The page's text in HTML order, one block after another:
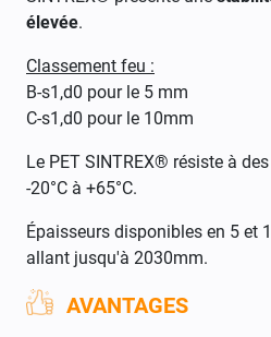
élevée.
Classement feu :
B-s1,d0 pour le 5 mm
C-s1,d0 pour le 10mm
Le PET SINTREX® résiste à
-20°C à +65°C.
Épaisseurs disponibles en 5 et
allant jusqu'à 2030mm.
AVANTAGES